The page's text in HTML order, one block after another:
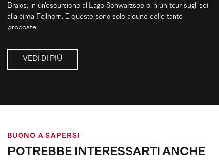
Braies, in un'escursione al Lago Schwarzsee o in un tour sugli sci
alla cima Fellhorn. E queste sono solo alcune delle tante
proposte.
VEDI DI PIÙ
BUONO A SAPERSI
POTREBBE INTERESSARTI ANCHE